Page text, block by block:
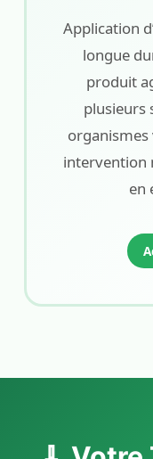
Application
longue
produit
plusieurs
organismes
intervention
en